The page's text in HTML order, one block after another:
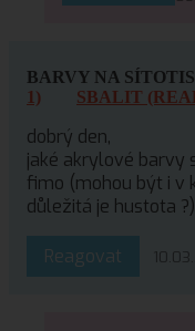
BARVY NA
1)
SBALIT
dobrý den,
jaké akrylové barvy
fimo (mohou být i v
důležitá je hustota ?)
Reagovat